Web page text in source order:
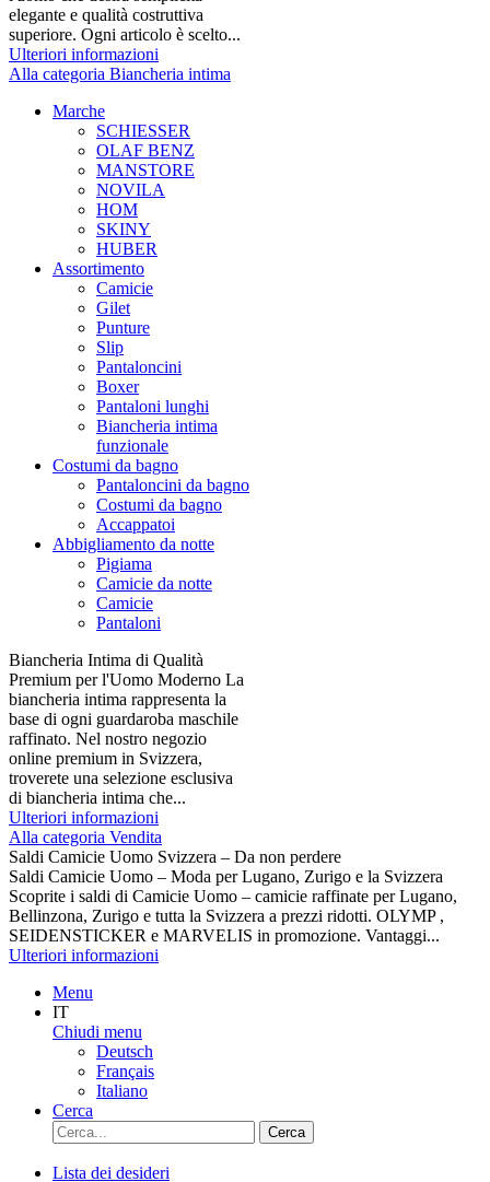
elegante e qualità costruttiva
superiore. Ogni articolo è scelto...
Ulteriori informazioni
Alla categoria Biancheria intima
Marche
SCHIESSER
OLAF BENZ
MANSTORE
NOVILA
HOM
SKINY
HUBER
Assortimento
Camicie
Gilet
Punture
Slip
Pantaloncini
Boxer
Pantaloni lunghi
Biancheria intima
funzionale
Costumi da bagno
Pantaloncini da bagno
Costumi da bagno
Accappatoi
Abbigliamento da notte
Pigiama
Camicie da notte
Camicie
Pantaloni
Biancheria Intima di Qualità
Premium per l'Uomo Moderno La
biancheria intima rappresenta la
base di ogni guardaroba maschile
raffinato. Nel nostro negozio
online premium in Svizzera,
troverete una selezione esclusiva
di biancheria intima che...
Ulteriori informazioni
Alla categoria Vendita
Saldi Camicie Uomo Svizzera – Da non perdere
Saldi Camicie Uomo – Moda per Lugano, Zurigo e la Svizzera
Scoprite i saldi di Camicie Uomo – camicie raffinate per Lugano,
Bellinzona, Zurigo e tutta la Svizzera a prezzi ridotti. OLYMP ,
SEIDENSTICKER e MARVELIS in promozione. Vantaggi...
Ulteriori informazioni
Menu
IT
Chiudi menu
Deutsch
Français
Italiano
Cerca
Cerca
Lista dei desideri